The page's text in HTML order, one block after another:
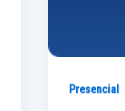
Presencial